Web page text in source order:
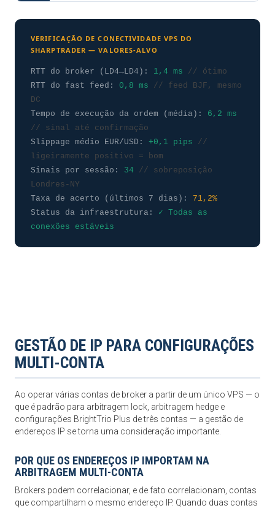
VERIFICAÇÃO DE CONECTIVIDADE VPS DO
SHARPTRADER — VALORES-ALVO
RTT do broker (LD4→LD4): 1,4 ms
// ótimo
RTT do fast feed: 0,8 ms
// feed BJF, mesmo
DC
Tempo de execução da ordem (média): 6,2 ms
// sinal até confirmação
Slippage médio EUR/USD: +0,1 pips
//
ligeiramente positivo = bom
Sinais por sessão: 34
// sobreposição
Londres-NY
Taxa de acerto (últimos 7 dias): 71,2%
Status da infraestrutura: ✓ Todas as
conexões estáveis
GESTÃO DE IP PARA CONFIGURAÇÕES
MULTI-CONTA
Ao operar várias contas de broker a partir de um único VPS — o
que é padrão para arbitragem lock, arbitragem hedge e
configurações BrightTrio Plus de três contas — a gestão de
endereços IP se torna uma consideração importante.
POR QUE OS ENDEREÇOS IP IMPORTAM NA
ARBITRAGEM MULTI-CONTA
Brokers podem correlacionar, e de fato correlacionam, contas
que compartilham o mesmo endereço IP. Quando duas contas